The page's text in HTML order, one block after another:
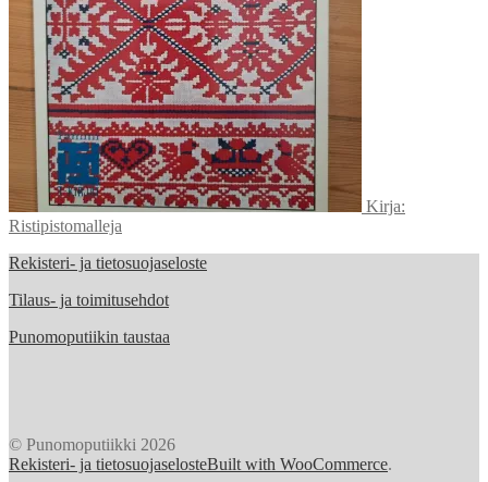
Kirja:
Ristipistomalleja
Rekisteri- ja tietosuojaseloste
Tilaus- ja toimitusehdot
Punomoputiikin taustaa
© Punomoputiikki 2026
Rekisteri- ja tietosuojaselosteBuilt with WooCommerce.